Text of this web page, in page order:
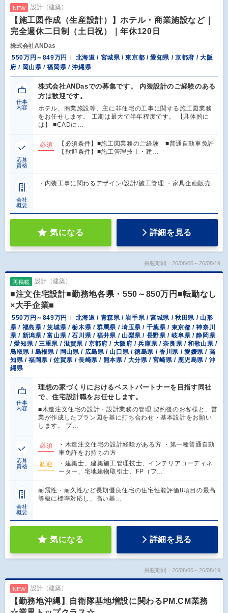
NEW 設計（建築）
【施工図作成（生産設計）】ホテル・商業施設など｜
完全週休二日制（土日祝）｜年休120日
株式会社ANDas
550万円～849万円
北海道 / 宮城県 / 東京都 / 愛知県 / 京都府 / 大阪
府 / 岡山県 / 福岡県 / 沖縄県
仕事
内容
株式会社ANDasでの募集です。 内装設計のご経験のある
方は歓迎です。
ホテル、商業施設等、主に非住宅の工事に関する施工図業務
をお任せします。 工期は最大で半年程度です。 【具体的に
は】 ■CADに…
応募
資格
必須
【必須条件】■施工図業務のご経験 ■普通自動車免許
【歓迎条件】■施工管理技士・建…
会社
概要
・内装工事に関わるデザイン/設計/施工管理 ・家具企画販売
気になる 詳細を見る
掲載期間：26/08/06～26/08/19
再掲載 設計（建築）
■注文住宅設計■勤務地各県・550～850万円■転勤なし
×大手企業■
550万円～849万円
北海道 / 青森県 / 岩手県 / 宮城県 / 秋田県 / 山形
県 / 福島県 / 茨城県 / 栃木県 / 群馬県 / 埼玉県 / 千葉県 / 東京都 / 神奈川
県 / 新潟県 / 富山県 / 石川県 / 福井県 / 山梨県 / 長野県 / 岐阜県 / 静岡県
/ 愛知県 / 三重県 / 滋賀県 / 京都府 / 大阪府 / 兵庫県 / 奈良県 / 和歌山県 /
鳥取県 / 島根県 / 岡山県 / 広島県 / 山口県 / 徳島県 / 香川県 / 愛媛県 / 高
知県 / 福岡県 / 佐賀県 / 長崎県 / 熊本県 / 大分県 / 宮崎県 / 鹿児島県 / 沖
縄県
仕事
内容
理想の家づくりにおけるベストパートナーを目指す同社
で、住宅設計職をお任せします。
■木造注文住宅の設計・設計業務の管理 契約後のお客様と、営
業が作成したプラン図を基に打ち合わせ・基本設計をお願い
します。 プ…
応募
資格
必須
・木造注文住宅の設計経験がある方 ・第一種普通自動
車免許をお持ちの方
歓迎
・建築士、建築施工管理技士、インテリアコーディネ
ーター、宅地建物取引士、FP（フ…
会社
概要
耐震性・耐久性など長期優良住宅の住宅性能評価8項目の最高
等級に標準対応し、高い基…
気になる 詳細を見る
掲載期間：26/08/06～26/08/19
NEW 設計（建築）
【勤務地沖縄】自衛隊基地増設に関わるPM.CM業務